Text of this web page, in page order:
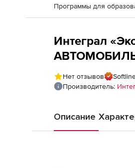
Программы для
Интеграл
Нет отзывов
Производитель:
Описание